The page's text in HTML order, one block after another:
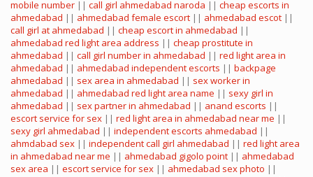
mobile number || call girl ahmedabad naroda || cheap escorts in
ahmedabad || ahmedabad female escort || ahmedabad escot ||
call girl at ahmedabad || cheap escort in ahmedabad ||
ahmedabad red light area address || cheap prostitute in
ahmedabad || call girl number in ahmedabad || red light area in
ahmedabad || ahmedabad independent escorts || backpage
ahmedabad || sex area in ahmedabad || sex worker in
ahmedabad || ahmedabad red light area name || sexy girl in
ahmedabad || sex partner in ahmedabad || anand escorts ||
escort service for sex || red light area in ahmedabad near me ||
sexy girl ahmedabad || independent escorts ahmedabad ||
ahmdabad sex || independent call girl ahmedabad || red light area
in ahmedabad near me || ahmedabad gigolo point || ahmedabad
sex area || escort service for sex || ahmedabad sex photo ||